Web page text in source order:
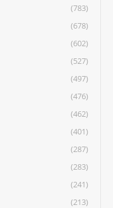
(783)
(678)
(602)
(527)
(497)
(476)
(462)
(401)
(287)
(283)
(241)
(213)